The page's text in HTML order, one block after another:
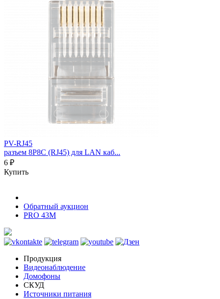
PV-RJ45
разъем 8P8C (RJ45) для LAN каб...
6 ₽
Купить
Обратный аукцион
PRO 43M
Продукция
Видеонаблюдение
Домофоны
СКУД
Источники питания